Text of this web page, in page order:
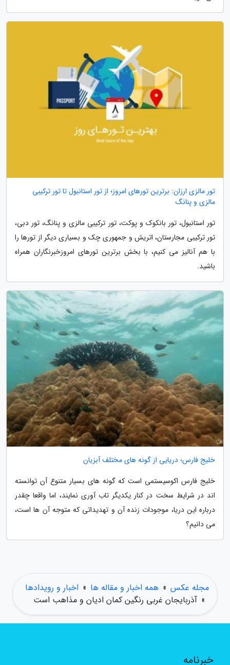
تور مالزی ارزان: برترین تورهای امروز؛ از تور استانبول تا تور ترکیبی
مالزی و پنانگ
تور استانبول، تور بانکوک و پوکت، تور ترکیبی مالزی و پنانگ، تور دبی،
تور ترکیبی مجارستان، اتریش و جمهوری چک و بسیاری دیگر از تورها را
با هم آنالیز می کنیم، با بخش برترین تورهای امروزخبرنگاران همراه
باشید.
خلیج فارس؛ دریایی از گونه های مختلف آبزیان
خلیج فارس اکوسیستمی است که گونه های بسیار متنوع آن توانسته
اند در شرایط سخت در کنار یکدیگر تاب آوری نمایند، اما واقعا چقدر
درباره این دریا، موجودات زنده آن و تهدیداتی که متوجه آن ها است،
می دانیم؟
مجله عکس » همه اخبار و مقاله ها » اخبار و رویدادها
» آذربایجان غربی رنگین کمان ادیان و مذاهب است
خبرنامه